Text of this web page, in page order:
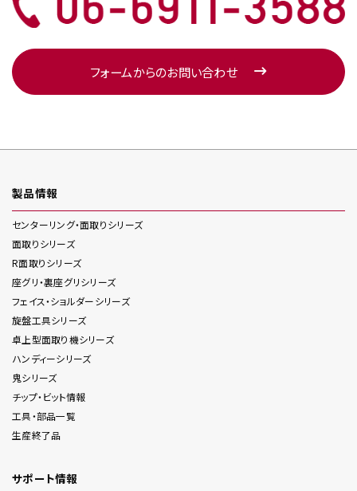
フォームからのお問い合わせ
製品情報
センターリング・面取りシリーズ
面取りシリーズ
R面取りシリーズ
座グリ・裏座グリシリーズ
フェイス・ショルダーシリーズ
旋盤工具シリーズ
卓上型面取り機シリーズ
ハンディーシリーズ
鬼シリーズ
チップ・ビット情報
工具・部品一覧
生産終了品
サポート情報